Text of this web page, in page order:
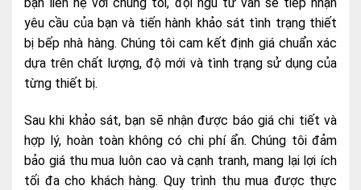
bạn liên hệ với chúng tôi, đội ngũ tư vấn sẽ tiếp nhận
yêu cầu của bạn và tiến hành khảo sát tình trạng thiết
bị bếp nhà hàng. Chúng tôi cam kết định giá chuẩn xác
dựa trên chất lượng, độ mới và tình trạng sử dụng của
từng thiết bị.
Sau khi khảo sát, bạn sẽ nhận được báo giá chi tiết và
hợp lý, hoàn toàn không có chi phí ẩn. Chúng tôi đảm
bảo giá thu mua luôn cao và cạnh tranh, mang lại lợi ích
tối đa cho khách hàng. Quy trình thu mua được thực